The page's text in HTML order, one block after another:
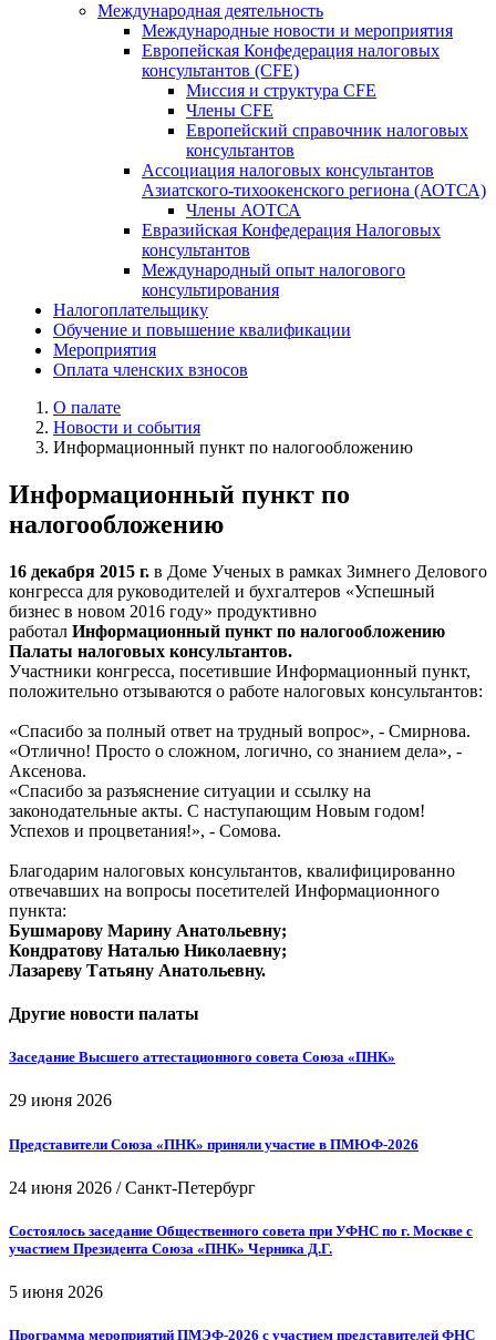
Международная деятельность
Международные новости и мероприятия
Европейская Конфедерация налоговых
консультантов (CFE)
Миссия и структура CFE
Члены CFE
Европейский справочник налоговых
консультантов
Ассоциация налоговых консультантов
Азиатского-тихоокенского региона (АОТСА)
Члены АОТСА
Евразийская Конфедерация Налоговых
консультантов
Международный опыт налогового
консультирования
Налогоплательщику
Обучение и повышение квалификации
Мероприятия
Оплата членских взносов
О палате
Новости и события
Информационный пункт по налогообложению
Информационный пункт по
налогообложению
16 декабря 2015 г. в Доме Ученых в рамках Зимнего Делового
конгресса для руководителей и бухгалтеров «Успешный
бизнес в новом 2016 году» продуктивно
работал Информационный пункт по налогообложению
Палаты налоговых консультантов.
Участники конгресса, посетившие Информационный пункт,
положительно отзываются о работе налоговых консультантов:
«Спасибо за полный ответ на трудный вопрос», - Смирнова.
«Отлично! Просто о сложном, логично, со знанием дела», -
Аксенова.
«Спасибо за разъяснение ситуации и ссылку на
законодательные акты. С наступающим Новым годом!
Успехов и процветания!», - Сомова.
Благодарим налоговых консультантов, квалифицированно
отвечавших на вопросы посетителей Информационного
пункта:
Бушмарову Марину Анатольевну;
Кондратову Наталью Николаевну;
Лазареву Татьяну Анатольевну.
Другие новости палаты
Заседание Высшего аттестационного совета Союза «ПНК»
29 июня 2026
Представители Союза «ПНК» приняли участие в ПМЮФ-2026
24 июня 2026 /Санкт-Петербург
Состоялось заседание Общественного совета при УФНС по г. Москве с
участием Президента Союза «ПНК» Черника Д.Г.
5 июня 2026
Программа мероприятий ПМЭФ-2026 с участием представителей ФНС